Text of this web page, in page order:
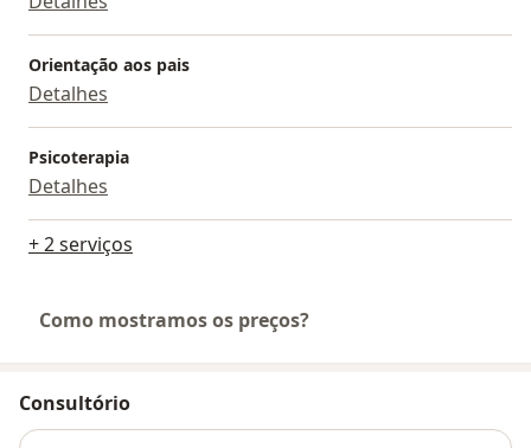
Orientação aos pais
Detalhes
Psicoterapia
Detalhes
+ 2 serviços
Como mostramos os preços?
Consultório